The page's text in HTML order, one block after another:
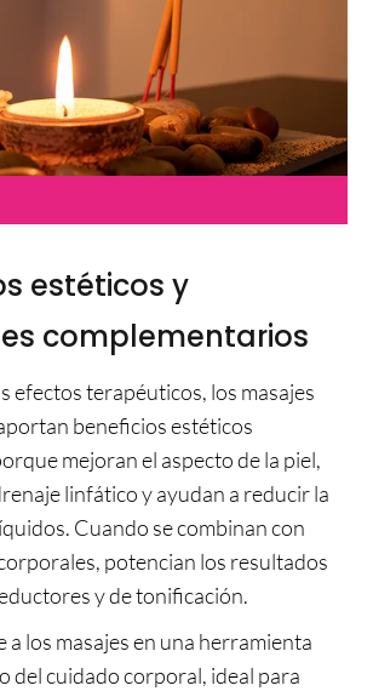
estéticos y
complementarios
efectos terapéuticos, los masajes
beneficios estéticos
mejoran el aspecto de la piel,
linfático y ayudan a reducir la
Cuando se combinan con
potencian los resultados
y de tonificación.
a los masajes en una herramienta
del cuidado corporal, ideal para